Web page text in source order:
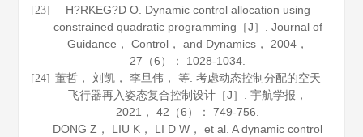
[23]
H?RKEG?D O. Dynamic control allocation using
constrained quadratic programming［J］. Journal of
Guidance， Control， and Dynamics ， 2004 ，
27 （6）： 1028-1034.
[24] 董哲， 刘凯， 李旦伟， 等. 考虑动态控制分配的空天
飞行器再入姿态复合控制设计［J］.宇航学报 ，
2021 ，42 （6）： 749-756.
DONG Z， LIU K， LI D W， et al. A dynamic control